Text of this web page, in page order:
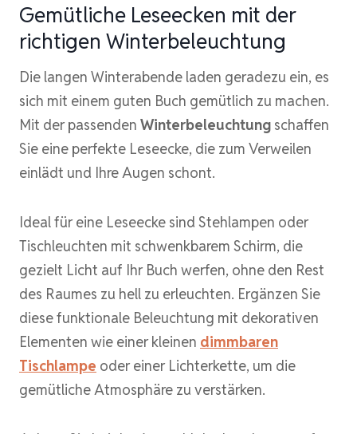
Gemütliche Leseecken mit der
richtigen Winterbeleuchtung
Die langen Winterabende laden geradezu ein, es
sich mit einem guten Buch gemütlich zu machen.
Mit der passenden Winterbeleuchtung schaffen
Sie eine perfekte Leseecke, die zum Verweilen
einlädt und Ihre Augen schont.
Ideal für eine Leseecke sind Stehlampen oder
Tischleuchten mit schwenkbarem Schirm, die
gezielt Licht auf Ihr Buch werfen, ohne den Rest
des Raumes zu hell zu erleuchten. Ergänzen Sie
diese funktionale Beleuchtung mit dekorativen
Elementen wie einer kleinen dimmbaren
Tischlampe oder einer Lichterkette, um die
gemütliche Atmosphäre zu verstärken.